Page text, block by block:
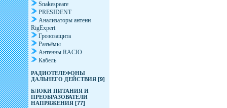
Snakespeare
PRESIDENT
Анализаторы антенн
RigExpert
Грозозащита
Разъёмы
Антенны RACIO
Кабель
РАДИОТЕЛЕФОНЫ
ДАЛЬНЕГО ДЕЙСТВИЯ [9]
БЛОКИ ПИТАНИЯ И
ПРЕОБРАЗОВАТЕЛИ
НАПРЯЖЕНИЯ [77]